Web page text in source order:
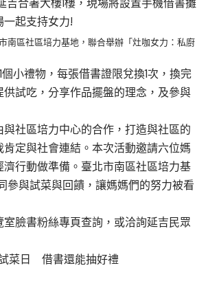
吉合署大樓1樓，現場將設置手機借書攤
起支持女力!
南區社區培力基地，聯合舉辦「灶咖女力：私廚
小禮物，每張借書證限兌換1次，換完
試吃，分享作品擺盤的理念，及參與
社區培力中心的合作，打造與社區的
定與社會連結。本次活動邀請六位媽
行動做準備。臺北市南區社區培力基
參與試菜與回饋，讓媽媽們的努力被看
臉書粉絲專頁查詢，或洽詢延吉民眾
菜日 借書還能抽好禮